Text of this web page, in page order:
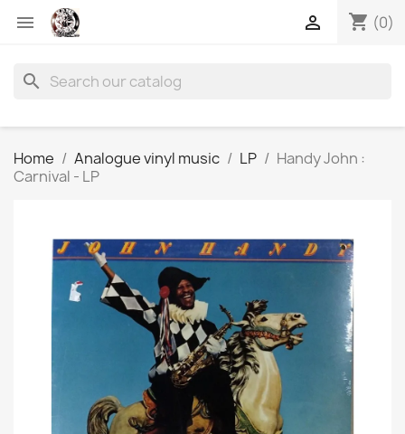
 shopping_cart (0)

search
Home Analogue vinyl music LP
Handy John :
Carnival - LP